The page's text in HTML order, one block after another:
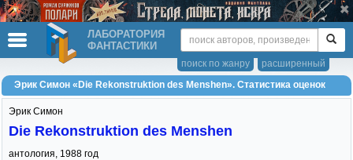
ЛАБОРАТОРИЯ
ФАНТАСТИКИ
расширенный
поиск по жанру
Эрик Симон «Die Rekonstruktion des Menshen». Статистика оценок
Эрик Симон
Die Rekonstruktion des Menshen
антология, 1988 год